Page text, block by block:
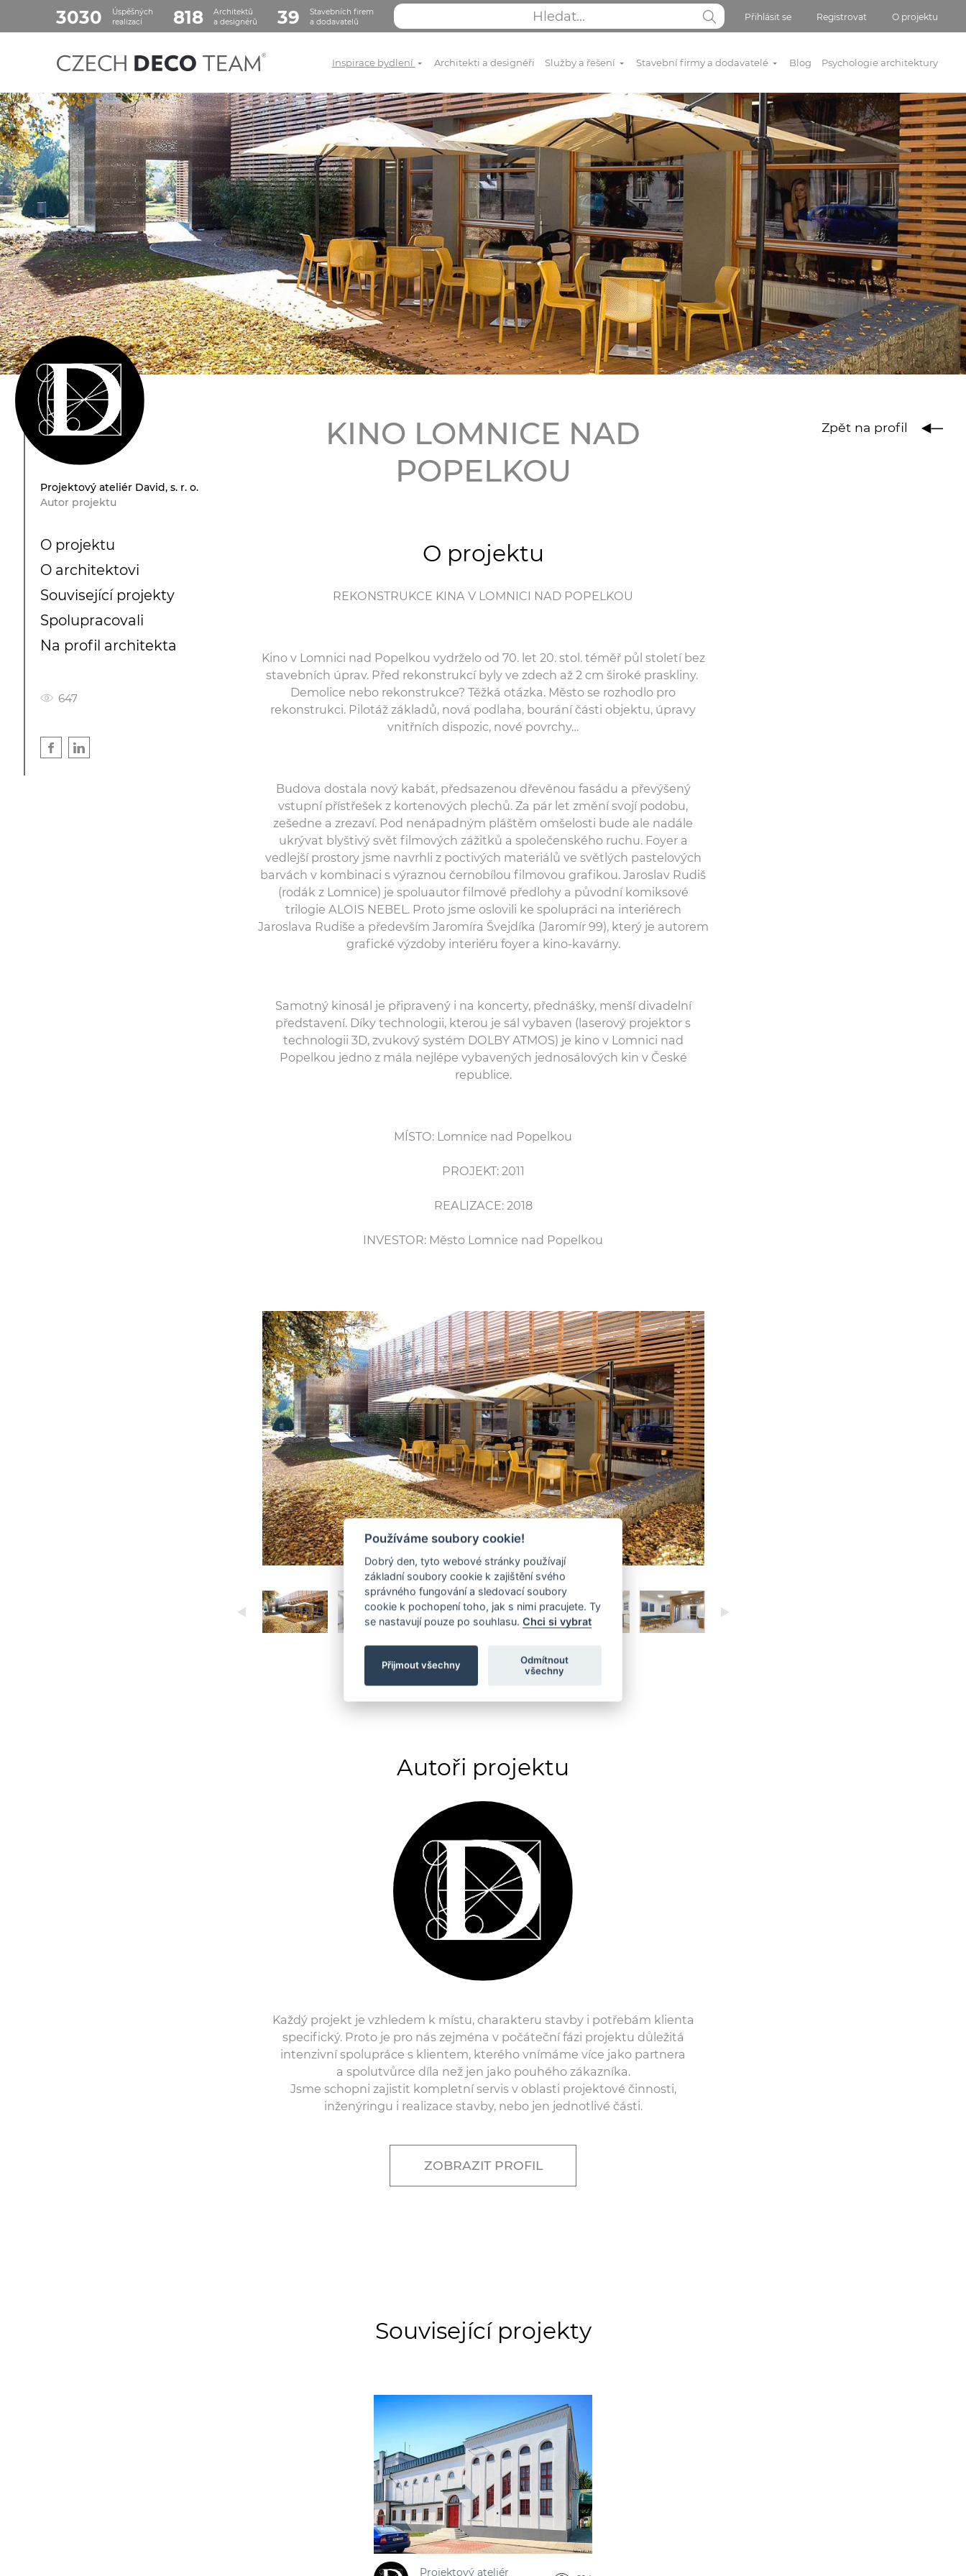
3030
Úspěšných
realizací
818
Architektů
a designérů
39
Stavebních firem
a dodavatelů
Přihlásit se Registrovat O projektu
Inspirace bydlení Architekti a designéři Služby a řešení Stavební firmy a dodavatelé Blog Psychologie architektury
Projektový ateliér David, s. r. o.
Autor projektu
O projektu
O architektovi
Související projekty
Spolupracovali
Na profil architekta
647
KINO LOMNICE NAD
POPELKOU
O projektu
REKONSTRUKCE KINA V LOMNICI NAD POPELKOU
Kino v Lomnici nad Popelkou vydrželo od 70. let 20. stol. téměř půl století bez
stavebních úprav. Před rekonstrukcí byly ve zdech až 2 cm široké praskliny.
Demolice nebo rekonstrukce? Těžká otázka. Město se rozhodlo pro
rekonstrukci. Pilotáž základů, nová podlaha, bourání části objektu, úpravy
vnitřních dispozic, nové povrchy…
Budova dostala nový kabát, předsazenou dřevěnou fasádu a převýšený
vstupní přístřešek z kortenových plechů. Za pár let změní svojí podobu,
zešedne a zrezaví. Pod nenápadným pláštěm omšelosti bude ale nadále
ukrývat blyštivý svět filmových zážitků a společenského ruchu. Foyer a
vedlejší prostory jsme navrhli z poctivých materiálů ve světlých pastelových
barvách v kombinaci s výraznou černobílou filmovou grafikou. Jaroslav Rudiš
(rodák z Lomnice) je spoluautor filmové předlohy a původní komiksové
trilogie ALOIS NEBEL. Proto jsme oslovili ke spolupráci na interiérech
Jaroslava Rudiše a především Jaromíra Švejdíka (Jaromír 99), který je autorem
grafické výzdoby interiéru foyer a kino-kavárny.
Samotný kinosál je připravený i na koncerty, přednášky, menší divadelní
představení. Díky technologii, kterou je sál vybaven (laserový projektor s
technologii 3D, zvukový systém DOLBY ATMOS) je kino v Lomnici nad
Popelkou jedno z mála nejlépe vybavených jednosálových kin v České
republice.
MÍSTO: Lomnice nad Popelkou
PROJEKT: 2011
REALIZACE: 2018
INVESTOR: Město Lomnice nad Popelkou
Autoři projektu
Každý projekt je vzhledem k místu, charakteru stavby i potřebám klienta
specifický. Proto je pro nás zejména v počáteční fázi projektu důležitá
intenzivní spolupráce s klientem, kterého vnímáme více jako partnera
a spolutvůrce díla než jen jako pouhého zákazníka.
Jsme schopni zajistit kompletní servis v oblasti projektové činnosti,
inženýringu i realizace stavby, nebo jen jednotlivé části.
ZOBRAZIT PROFIL
Související projekty
Projektový ateliér
Zpět na profil
Používáme soubory cookie!
Dobrý den, tyto webové stránky používají
základní soubory cookie k zajištění svého
správného fungování a sledovací soubory
cookie k pochopení toho, jak s nimi pracujete. Ty
se nastavují pouze po souhlasu.Chci si vybrat
Přijmout všechny
Odmítnout
všechny